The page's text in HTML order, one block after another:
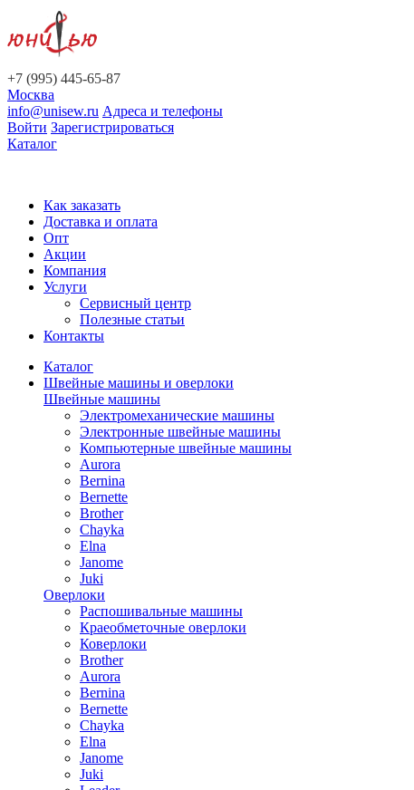
+7 (995) 445-65-87
Москва
info@unisew.ru Адреса и телефоны
Войти Зарегистрироваться
Каталог
Как заказать
Доставка и оплата
Опт
Акции
Компания
Услуги
Сервисный центр
Полезные статьи
Контакты
Каталог
Швейные машины и оверлоки
Швейные машины
Электромеханические машины
Электронные швейные машины
Компьютерные швейные машины
Aurora
Bernina
Bernette
Brother
Chayka
Elna
Janome
Juki
Оверлоки
Распошивальные машины
Краеобметочные оверлоки
Коверлоки
Brother
Aurora
Bernina
Bernette
Chayka
Elna
Janome
Juki